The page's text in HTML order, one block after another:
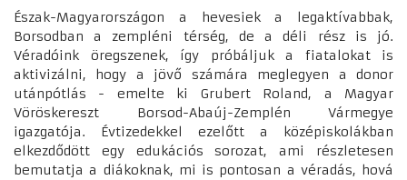
Észak-Magyarországon a hevesiek a legaktívabbak,
Borsodban a zempléni térség, de a déli rész is jó.
Véradóink öregszenek, így próbáljuk a fiatalokat is
aktivizálni, hogy a jövő számára meglegyen a donor
utánpótlás - emelte ki Grubert Roland, a Magyar
Vöröskereszt Borsod-Abaúj-Zemplén Vármegye
igazgatója. Évtizedekkel ezelőtt a középiskolákban
elkezdődött egy edukációs sorozat, ami részletesen
bemutatja a diákoknak, mi is pontosan a véradás, hová